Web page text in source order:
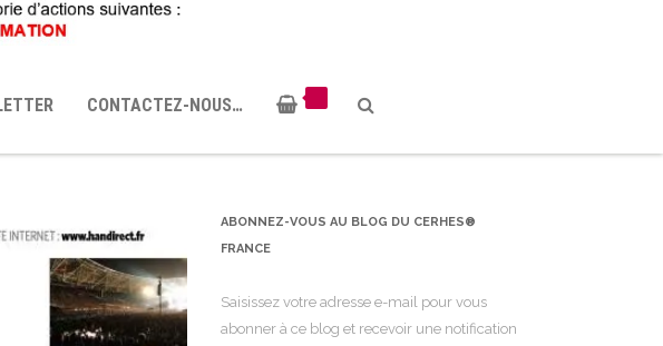
CONTACTEZ-NOUS…
ABONNEZ-VOUS AU BLOG DU CERHES®
FRANCE
Saisissez votre adresse e-mail pour vous
abonner à ce blog et recevoir une notification